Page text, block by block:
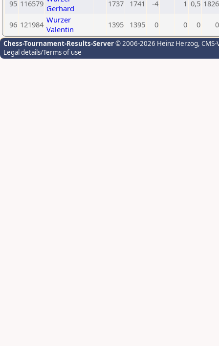
95 116579 Gerhard
1737 1741 -4 1 0,5 1826
96 121984 Wurzer
Valentin
1395 1395 0 0 0 0
Chess-Tournament-Results-Server© 2006-2026 Heinz Herzog,
Legal details/Terms of use